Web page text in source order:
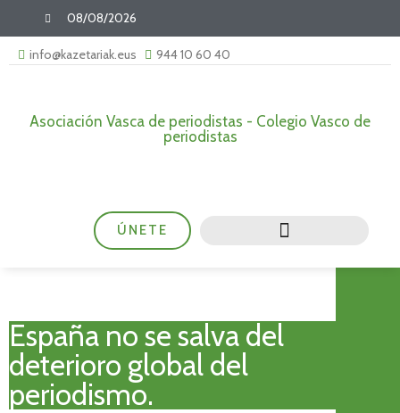
08/08/2026
info@kazetariak.eus 944 10 60 40
Asociación Vasca de periodistas - Colegio Vasco de
periodistas
ÚNETE
España no se salva del
deterioro global del
periodismo.